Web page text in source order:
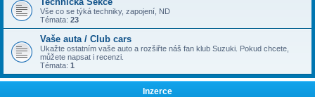
Vše co se týká techniky, zapojení, ND
Témata: 23
Vaše auta / Club cars
Ukažte ostatním vaše auto a rozšiřte náš fan klub Suzuki. Pokud chcete,
můžete napsat i recenzi.
Témata: 1
Inzerce